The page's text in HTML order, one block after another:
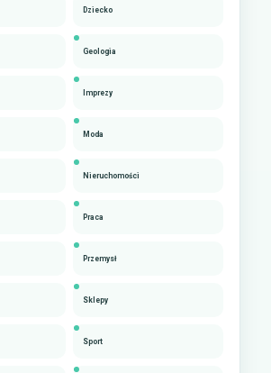
Dziecko
Geologia
Imprezy
Moda
Nieruchomości
Praca
Przemysł
Sklepy
Sport